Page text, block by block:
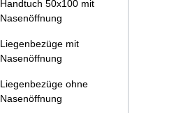
Handtuch 50x100 mit
Nasenöffnung
Liegenbezüge mit
Nasenöffnung
Liegenbezüge ohne
Nasenöffnung